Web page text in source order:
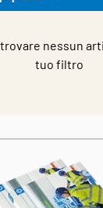
nessun
tuo filtro